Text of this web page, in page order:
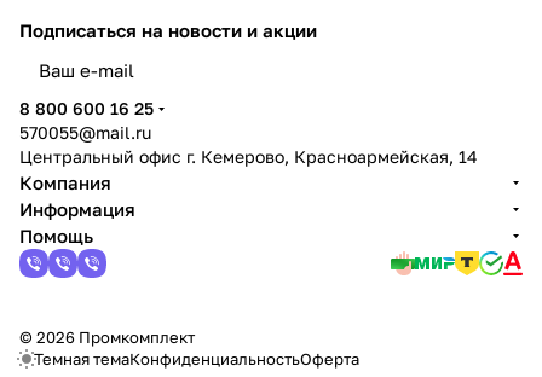
Подписаться на новости и акции
8 800 600 16 25
570055@mail.ru
Центральный офис г. Кемерово, Красноармейская, 14
Компания
Информация
Помощь
© 2026 Промкомплект
Темная темаКонфиденциальностьОферта